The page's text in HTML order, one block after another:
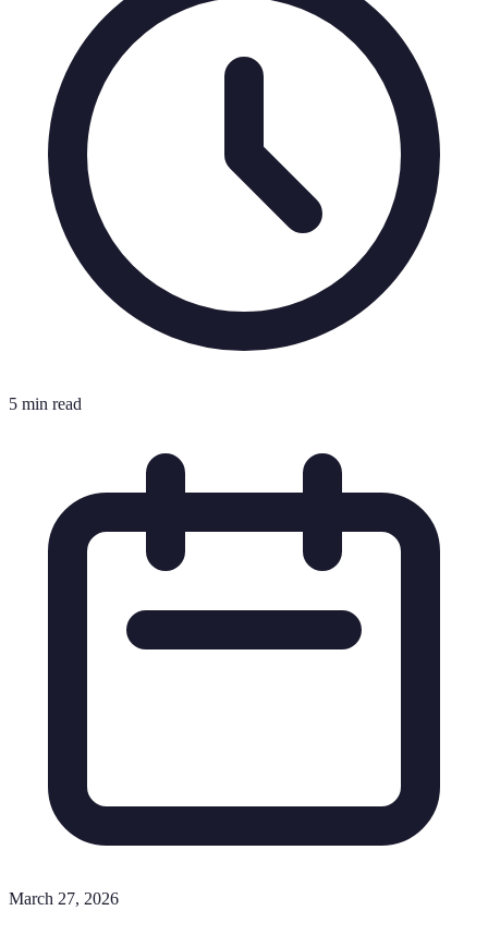
5 min read
March 27, 2026